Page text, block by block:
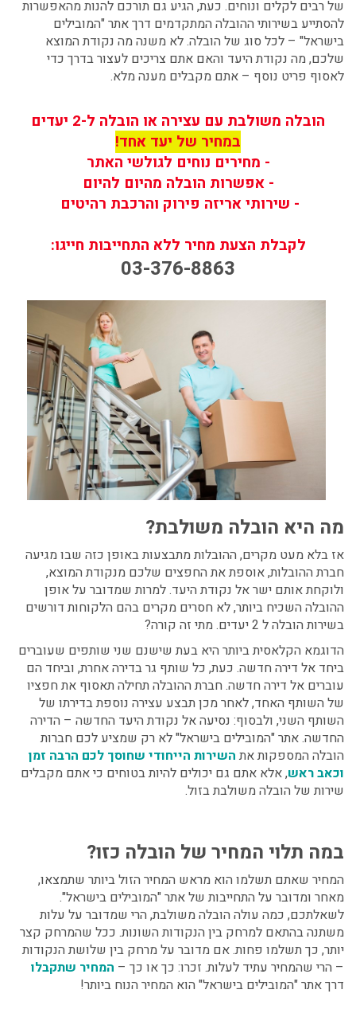
של רבים לקלים ונוחים. כעת, הגיע גם תורכם להנות מהאפשרות
להסתייע בשירותי ההובלה המתקדמים דרך אתר "המובילים
בישראל" – לכל סוג של הובלה. לא משנה מה נקודת המוצא
שלכם, מה נקודת היעד והאם אתם צריכים לעצור בדרך כדי
לאסוף פריט נוסף – אתם מקבלים מענה מלא.
הובלה משולבת עם עצירה או הובלה ל-2 יעדים
במחיר של יעד אחד!
- מחירים נוחים לגולשי האתר
- אפשרות הובלה מהיום להיום
- שירותי אריזה פירוק והרכבת רהיטים
לקבלת הצעת מחיר ללא התחייבות חייגו:
03-376-8863
מה היא הובלה משולבת?
אז בלא מעט מקרים, ההובלות מתבצעות באופן כזה שבו מגיעה
חברת ההובלות, אוספת את החפצים שלכם מנקודת המוצא,
ולוקחת אותם ישר אל נקודת היעד. למרות שמדובר על אופן
ההובלה השכיח ביותר, לא חסרים מקרים בהם הלקוחות דורשים
בשירות הובלה ל 2 יעדים. מתי זה קורה?
הדוגמא הקלאסית ביותר היא בעת שישנם שני שותפים שעוברים
ביחד אל דירה חדשה. כעת, כל שותף גר בדירה אחרת, וביחד הם
עוברים אל דירה חדשה. חברת ההובלה תחילה תאסוף את חפציו
של השותף האחד, לאחר מכן תבצע עצירה נוספת בדירתו של
השותף השני, ולבסוף: נסיעה אל נקודת היעד החדשה – הדירה
החדשה. אתר "המובילים בישראל" לא רק שמציע לכם חברות
הובלה המספקות את השירות הייחודי שחוסך לכם הרבה זמן
וכאב ראש, אלא אתם גם יכולים להיות בטוחים כי אתם מקבלים
שירות של הובלה משולבת בזול.
במה תלוי המחיר של הובלה כזו?
המחיר שאתם תשלמו הוא מראש המחיר הזול ביותר שתמצאו,
מאחר ומדובר על התחייבות של אתר "המובילים בישראל".
לשאלתכם, כמה עולה הובלה משולבת, הרי שמדובר על עלות
משתנה בהתאם למרחק בין הנקודות השונות. ככל שהמרחק קצר
יותר, כך תשלמו פחות. אם מדובר על מרחק בין שלושת הנקודות
– הרי שהמחיר עתיד לעלות. זכרו: כך או כך – המחיר שתקבלו
דרך אתר "המובילים בישראל" הוא המחיר הנוח ביותר!